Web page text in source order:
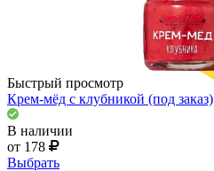
Быстрый просмотр
Крем-мёд с клубникой (под заказ)
В наличии
от 178
Выбрать